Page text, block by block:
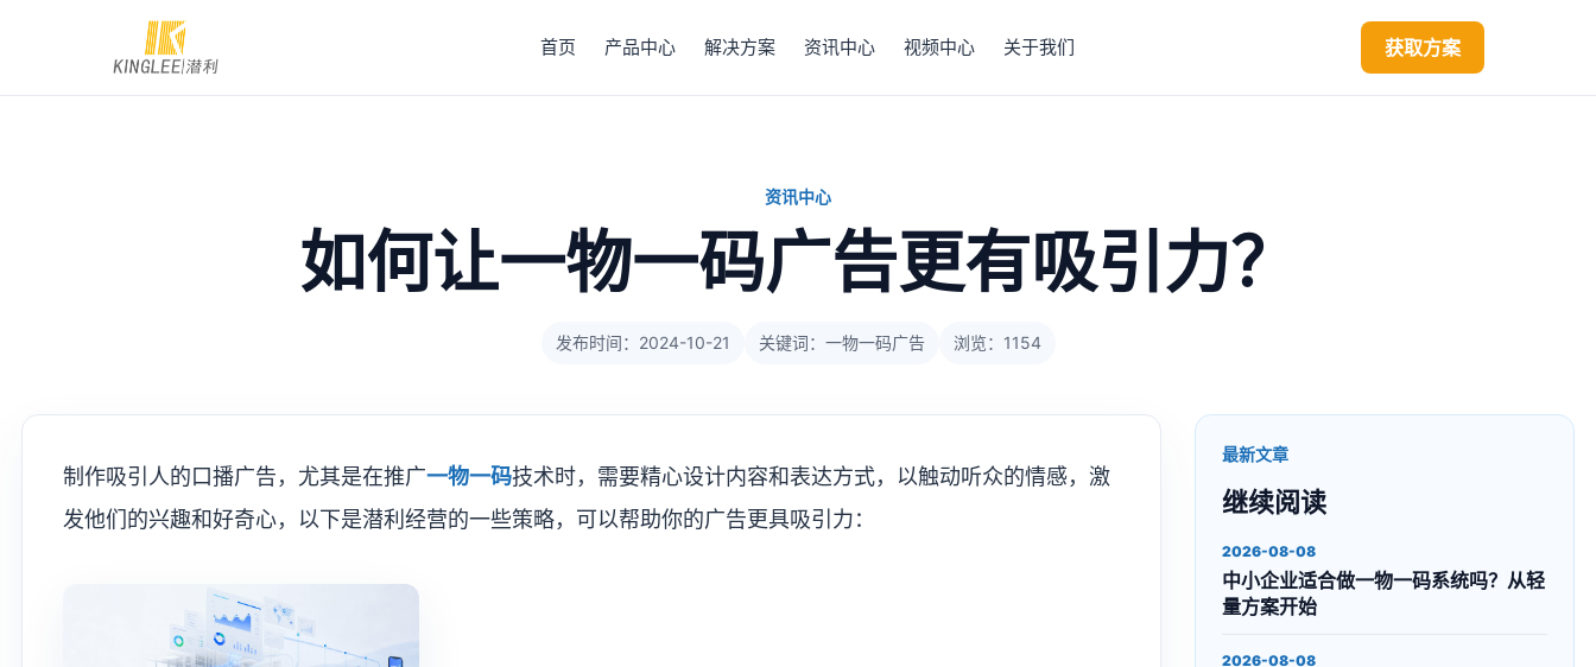
首页 产品中心 解决方案 资讯中心 视频中心 关于我们 获取方案
资讯中心
如何让一物一码广告更有吸引力？
发布时间：2024-10-21 关键词：一物一码广告 浏览：1154
制作吸引人的口播广告，尤其是在推广一物一码技术时，需要精心设计内容和表达方式，以触动听众的情感，激
发他们的兴趣和好奇心，以下是潜利经营的一些策略，可以帮助你的广告更具吸引力：
最新文章
继续阅读
2026-08-08
中小企业适合做一物一码系统吗？从轻
量方案开始
2026-08-08